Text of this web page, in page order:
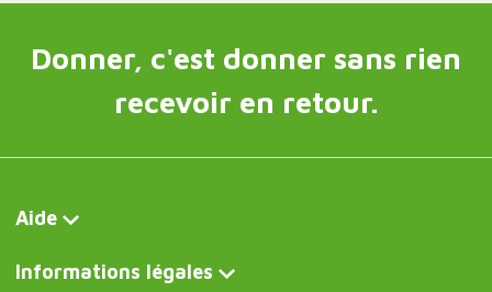
Donner, c'est donner sans rien
recevoir en retour.
Aide
Informations légales